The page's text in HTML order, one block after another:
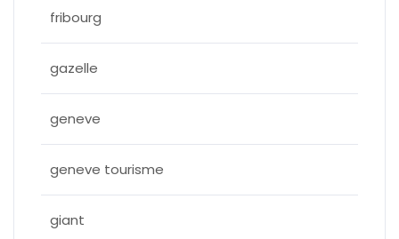
fribourg
gazelle
geneve
geneve tourisme
giant